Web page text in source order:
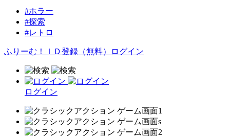
#ホラー
#探索
#レトロ
ふりーむ！ＩＤ登録（無料） ログイン
ログイン